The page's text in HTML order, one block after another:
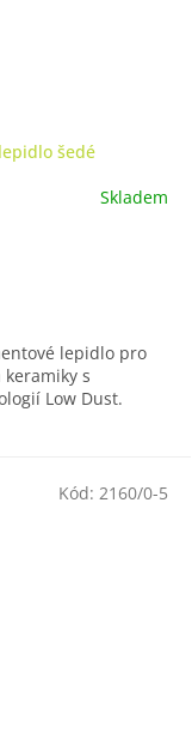
šedé
Skladem
lepidlo pro
s
Low Dust.
Kód: 2160/0-5